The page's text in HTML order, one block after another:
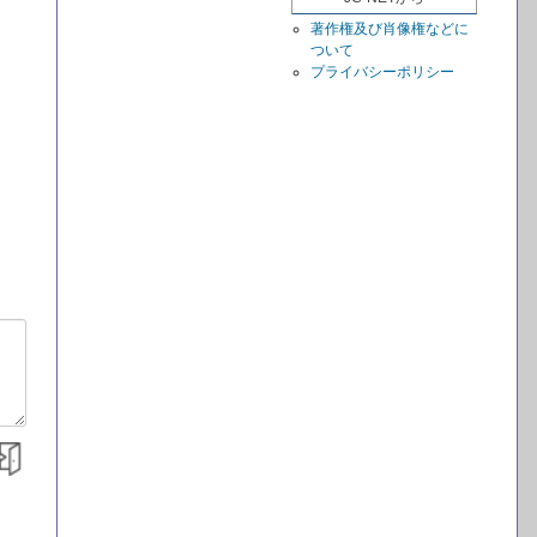
著作権及び肖像権などに
ついて
プライバシーポリシー